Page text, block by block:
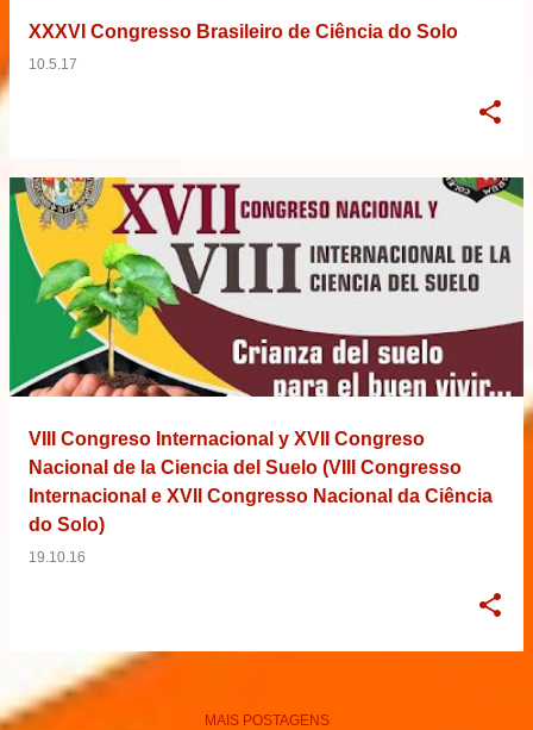
XXXVI Congresso Brasileiro de Ciência do Solo
10.5.17
VIII Congreso Internacional y XVII Congreso
Nacional de la Ciencia del Suelo (VIII Congresso
Internacional e XVII Congresso Nacional da Ciência
do Solo)
19.10.16
MAIS POSTAGENS